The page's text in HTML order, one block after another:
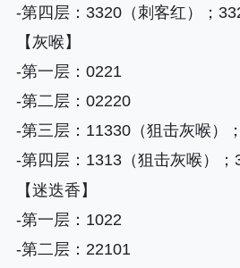
-第四层：3320（刺客红）；
【灰喉】
-第一层：0221
-第二层：02220
-第三层：11330（狙击灰喉）
-第四层：1313（狙击灰喉）；
【迷迭香】
-第一层：1022
-第二层：22101